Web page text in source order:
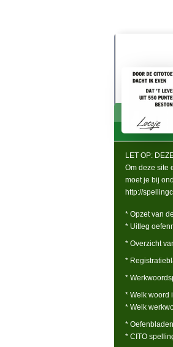
LET OP:
Om deze site
moet je bij
http://
* Opzet van
* Uitleg
* Overzicht
*
*
* Welk woord
* Welk
* Oefenbladen
* CITO